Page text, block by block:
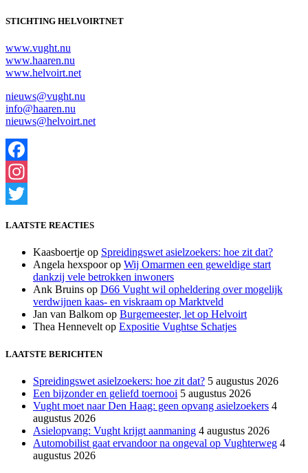
STICHTING HELVOIRTNET
www.vught.nu
www.haaren.nu
www.helvoirt.net
nieuws@vught.nu
info@haaren.nu
nieuws@helvoirt.net
Facebook
Instagram
LAATSTE REACTIES
Kaasboertje op Spreidingswet asielzoekers: hoe zit dat?
Angela hexspoorop Wij Omarmen een geweldige start
dankzij vele betrokken inwoners
Ank Bruins op D66 Vught wil opheldering over mogelijk
verdwijnen kaas- en viskraam op Marktveld
Jan van Balkom op Burgemeester, let op Helvoirt
Thea Henneveltop Expositie Vughtse Schatjes
LAATSTE BERICHTEN
Spreidingswet asielzoekers: hoe zit dat? 5 augustus 2026
Een bijzonder en geliefd toernooi 5 augustus 2026
Vught moet naar Den Haag: geen opvang asielzoekers 4
augustus 2026
Asielopvang: Vught krijgt aanmaning 4 augustus 2026
Automobilist gaat ervandoor na ongeval op Vughterweg 4
augustus 2026